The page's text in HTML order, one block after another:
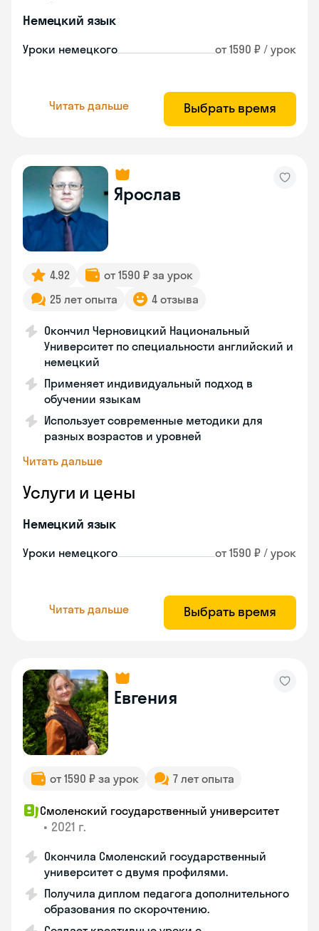
Немецкий язык
Уроки немецкого от 1590 ₽ / урок
Читать дальше Выбрать время
Ярослав
4.92
от 1590 ₽ за урок
25 лет опыта
4 отзыва
Окончил Черновицкий Национальный
Университет по специальности английский и
немецкий
Применяет индивидуальный подход в
обучении языкам
Использует современные методики для
разных возрастов и уровней
Читать дальше
Услуги и цены
Немецкий язык
Уроки немецкого от 1590 ₽ / урок
Читать дальше Выбрать время
Евгения
от 1590 ₽ за урок 7 лет опыта
Смоленский государственный университет
• 2021 г.
Окончила Смоленский государственный
университет с двумя профилями.
Получила диплом педагога дополнительного
образования по скорочтению.